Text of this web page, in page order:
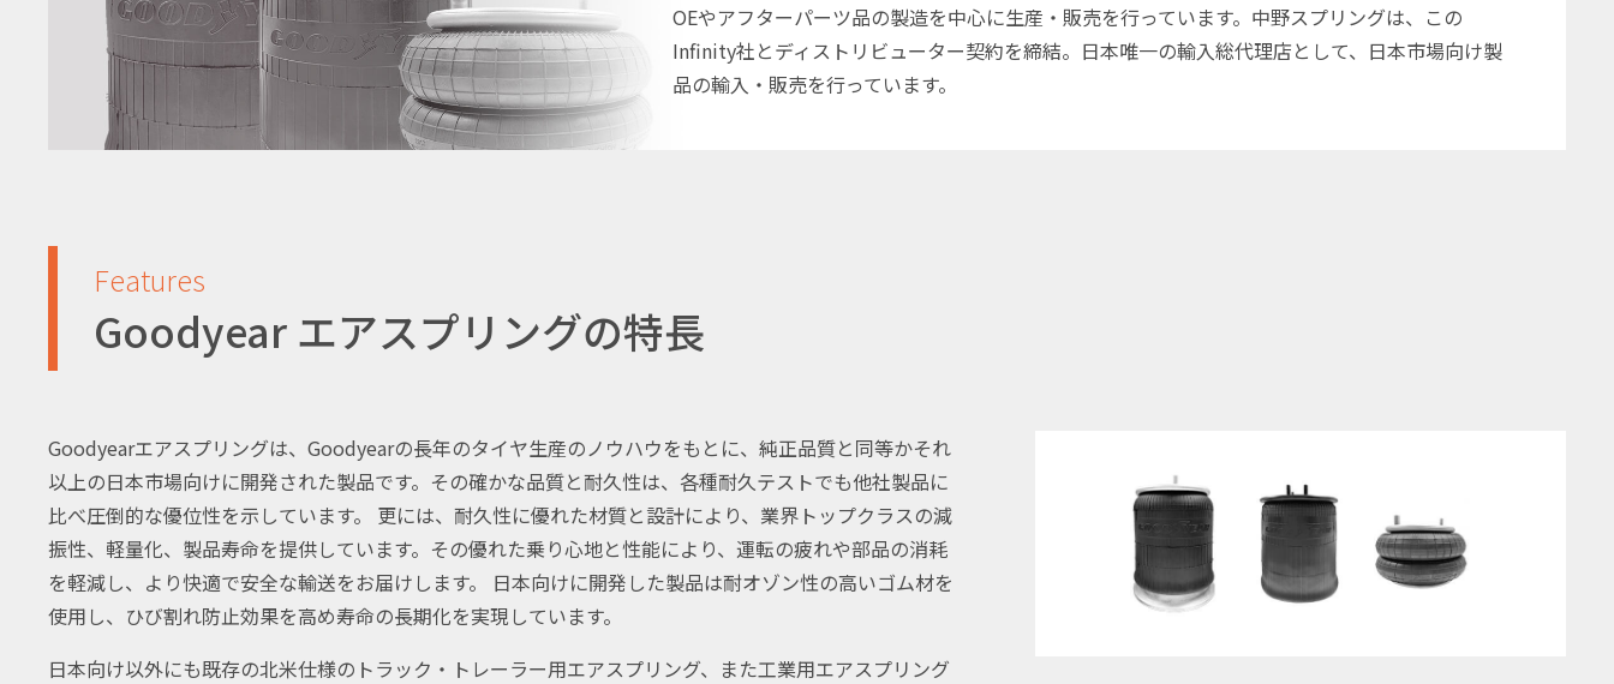
OEやアフターパーツ品の製造を中心に生産・販売を行っています。中野スプリングは、この
Infinity社とディストリビューター契約を締結。日本唯一の輸入総代理店として、日本市場向け製
品の輸入・販売を行っています。
Features
Goodyear エアスプリングの特長
Goodyearエアスプリングは、Goodyearの長年のタイヤ生産のノウハウをもとに、純正品質と同等かそれ
以上の日本市場向けに開発された製品です。その確かな品質と耐久性は、各種耐久テストでも他社製品に
比べ圧倒的な優位性を示しています。 更には、耐久性に優れた材質と設計により、業界トップクラスの減
振性、軽量化、製品寿命を提供しています。その優れた乗り心地と性能により、運転の疲れや部品の消耗
を軽減し、より快適で安全な輸送をお届けします。 日本向けに開発した製品は耐オゾン性の高いゴム材を
使用し、ひび割れ防止効果を高め寿命の長期化を実現しています。
日本向け以外にも既存の北米仕様のトラック・トレーラー用エアスプリング、また工業用エアスプリング